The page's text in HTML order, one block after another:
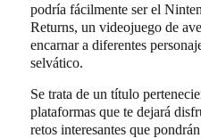
podría fácilmente ser el
Returns, un videojuego de
encarnar a diferentes
selvático.
Se trata de un título
plataformas que te dejará
retos interesantes que